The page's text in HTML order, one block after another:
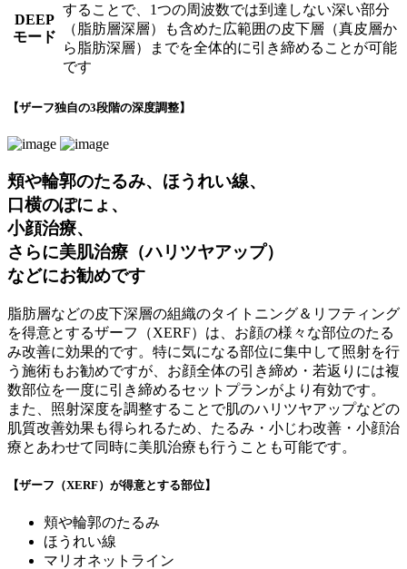
DEEP
モード
することで、1つの周波数では到達しない深い部分
（脂肪層深層）も含めた広範囲の皮下層（真皮層か
ら脂肪深層）までを全体的に引き締めることが可能
です
【ザーフ独自の3段階の深度調整】
頬や輪郭のたるみ、ほうれい線、
口横のぽにょ、
小顔治療、
さらに美肌治療（ハリツヤアップ）
などにお勧めです
脂肪層などの皮下深層の組織のタイトニング＆リフティング
を得意とするザーフ（XERF）は、お顔の様々な部位のたる
み改善に効果的です。特に気になる部位に集中して照射を行
う施術もお勧めですが、お顔全体の引き締め・若返りには複
数部位を一度に引き締めるセットプランがより有効です。
また、照射深度を調整することで肌のハリツヤアップなどの
肌質改善効果も得られるため、たるみ・小じわ改善・小顔治
療とあわせて同時に美肌治療も行うことも可能です。
【ザーフ（XERF）が得意とする部位】
頬や輪郭のたるみ
ほうれい線
マリオネットライン